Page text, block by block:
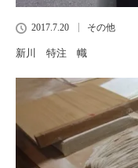
2017.7.20 その他
新川 特注 幟